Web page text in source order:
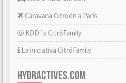
Caravana Citroën a París
KDD´s CitröFamily
La iniciativa CitröFamily
HYDRACTIVES.COM